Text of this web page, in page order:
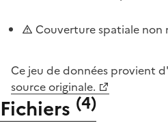
Couverture spatiale non
Ce jeu de données provient
source originale.
Fichiers (4)